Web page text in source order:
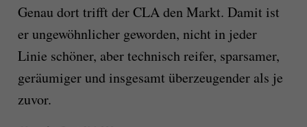
Genau dort trifft der CLA den Markt. Damit ist
er ungewöhnlicher geworden, nicht in jeder
Linie schöner, aber technisch reifer, sparsamer,
geräumiger und insgesamt überzeugender als je
zuvor.